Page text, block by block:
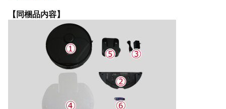
【同梱品内容】